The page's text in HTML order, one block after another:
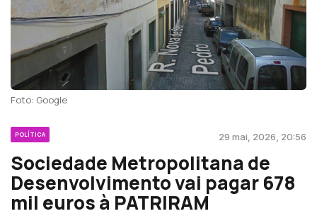
Foto: Google
POLÍTICA 29 mai, 2026, 20:56
Sociedade Metropolitana de
Desenvolvimento vai pagar 678
mil euros à PATRIRAM